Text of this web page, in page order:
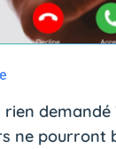
rien demandé
ne pourront